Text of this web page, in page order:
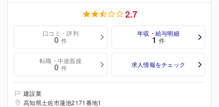
2.7
口コミ・評判
0 件
年収・給与明細
1 件
転職・中途面接
0 件 求人情報をチェック
建設業
高知県土佐市蓮池2171番地1